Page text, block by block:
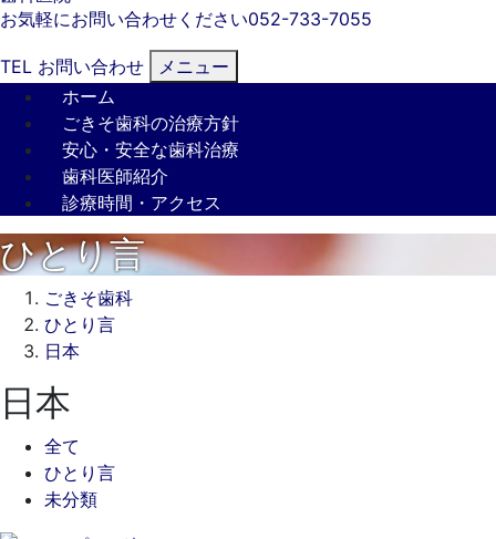
お気軽にお問い合わせください052-733-7055
TEL お問い合わせ
メニュー
ホーム
ごきそ歯科の治療方針
安心・安全な歯科治療
歯科医師紹介
診療時間・アクセス
ひとり言
ごきそ歯科
ひとり言
日本
日本
全て
ひとり言
未分類